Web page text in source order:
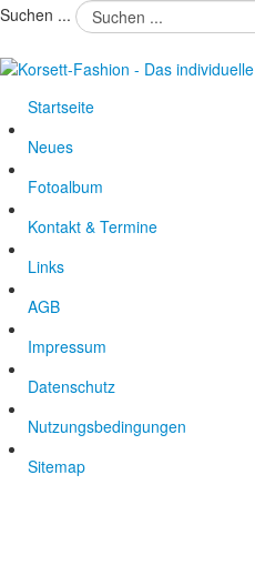
Suchen ...
Startseite
Neues
Fotoalbum
Kontakt & Termine
Links
AGB
Impressum
Datenschutz
Nutzungsbedingungen
Sitemap